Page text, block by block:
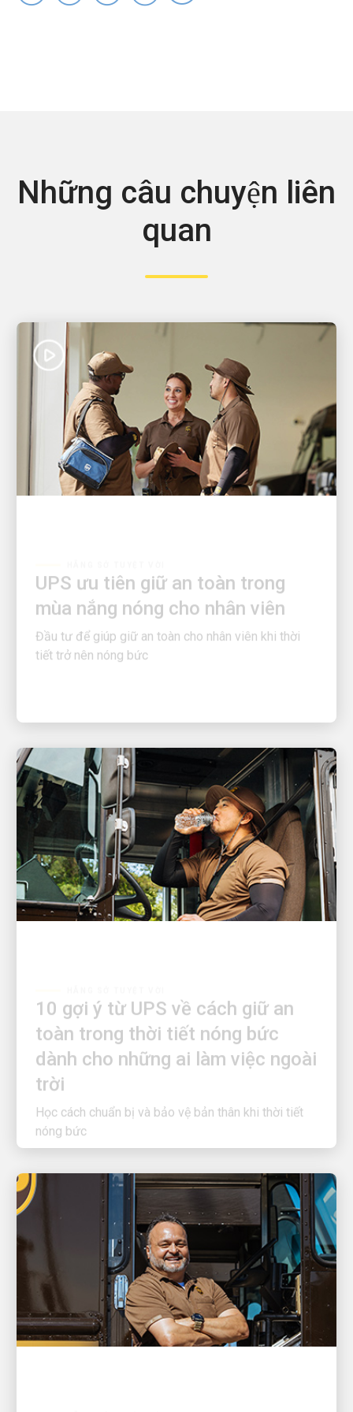
Những câu chuyện liên
quan
mùa nắng nóng cho nhân viên
Đầu tư để giúp giữ an toàn cho nhân viên khi thời
tiết trở nên nóng bức
toàn trong thời tiết nóng bức
dành cho những ai làm việc ngoài
trời
Học cách chuẩn bị và bảo vệ bản thân khi thời tiết
nóng bức